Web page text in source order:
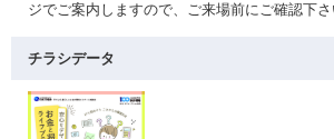
ジでご案内しますので、ご来場前にご確認下さ
チラシデータ